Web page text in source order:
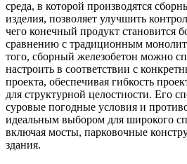
среда, в которой производятся
изделия, позволяет улучшить
чего конечный продукт становится
сравнению с традиционным
того, сборный железобетон можно
настроить в соответствии с
проекта, обеспечивая гибкость
для структурной целостности. Его
суровые погодные условия и
идеальным выбором для широкого
включая мосты, парковочные
здания.